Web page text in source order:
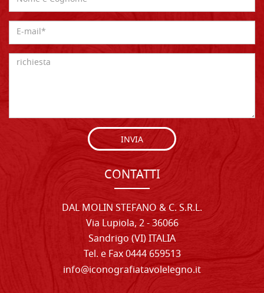
INVIA
CONTATTI
DAL MOLIN STEFANO & C. S.R.L.
Via Lupiola, 2 - 36066
Sandrigo (VI) ITALIA
Tel. e Fax 0444 659513
info@iconografiatavolelegno.it